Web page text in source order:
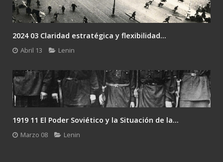
2024 03 Claridad estratégica y flexibilidad...
Abril 13 Lenin
1919 11 El Poder Soviético y la Situación de la...
Marzo 08 Lenin